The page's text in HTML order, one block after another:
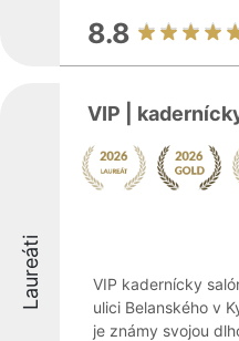
8.8
Laureáti
VIP |
VIP kadernícky
ulici Belanského v
je známy svojou